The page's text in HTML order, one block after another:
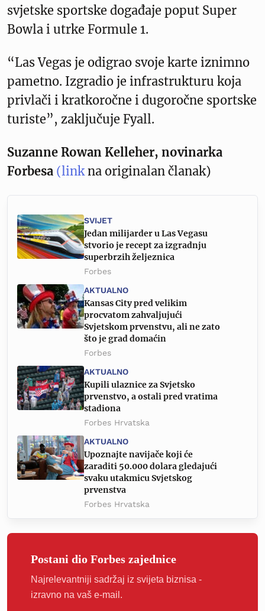
svjetske sportske događaje poput Super
Bowla i utrke Formule 1.
“Las Vegas je odigrao svoje karte iznimno
pametno. Izgradio je infrastrukturu koja
privlači i kratkoročne i dugoročne sportske
turiste”, zaključuje Fyall.
Suzanne Rowan Kelleher, novinarka
Forbesa (linkna originalan članak)
SVIJET
Jedan milijarder u Las Vegasu
stvorio je recept za izgradnju
superbrzih željeznica
Forbes
AKTUALNO
Kansas City pred velikim
procvatom zahvaljujući
Svjetskom prvenstvu, ali ne zato
što je grad domaćin
Forbes
AKTUALNO
Kupili ulaznice za Svjetsko
prvenstvo, a ostali pred vratima
stadiona
Forbes Hrvatska
AKTUALNO
Upoznajte navijače koji će
zaraditi 50.000 dolara gledajući
svaku utakmicu Svjetskog
prvenstva
Forbes Hrvatska
Postani dio Forbes zajednice
Najrelevantniji sadržaj iz svijeta biznisa -
izravno na vaš e-mail.